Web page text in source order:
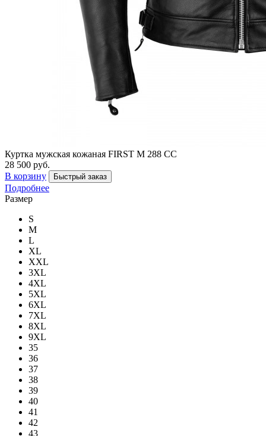
Куртка мужская кожаная FIRST M 288 CС
28 500 руб.
В корзину
Быстрый заказ
Подробнее
Размер
S
M
L
XL
XXL
3XL
4XL
5XL
6XL
7XL
8XL
9XL
35
36
37
38
39
40
41
42
43